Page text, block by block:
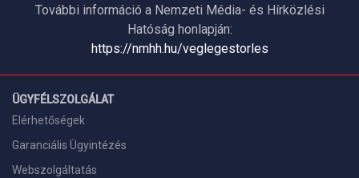
További információ a Nemzeti Média- és Hírközlési
Hatóság honlapján:
https://nmhh.hu/veglegestorles
ÜGYFÉLSZOLGÁLAT
Elérhetőségek
Garanciális Ügyintézés
Webszolgáltatás